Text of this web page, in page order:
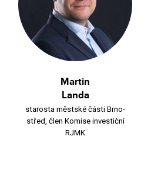
Martin
Landa
starosta městské části Brno-
střed, člen Komise investiční
RJMK